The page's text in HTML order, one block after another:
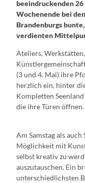
beeindruckenden
Wochenende bei
Brandenburgs
verdienten
Ateliers,
(3 und 4. Mai) ihre
herzlich ein, hinter
Kompletten
die ihre Türen öffnen.
Am Samstag als
Möglichkeit mit
selbst kreativ zu
auszutauschen. Ein
unterschiedlichsten